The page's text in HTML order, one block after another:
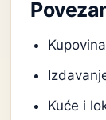
Kuće i